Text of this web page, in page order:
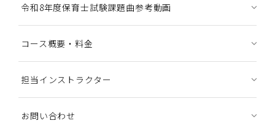
令和8年度保育士試験課題曲参考動画
コース概要・料金
担当インストラクター
お問い合わせ